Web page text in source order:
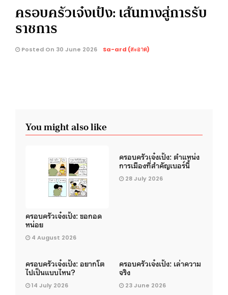
ครอบครัวเจ๋งเป้ง: เส้นทางสู่การรับ
ราชการ
Posted On 30 June 2026 Sa-ard (สะอาด)
You might also like
ครอบครัวเจ๋งเป้ง: ขอกอด
หน่อย
4 August 2026
ครอบครัวเจ๋งเป้ง: ตำแหน่ง
การเมืองที่สำคัญเบอร์นี้
28 July 2026
ครอบครัวเจ๋งเป้ง: อยากโต
ไปเป็นแบบไหน?
14 July 2026
ครอบครัวเจ๋งเป้ง: เล่าความ
จริง
23 June 2026